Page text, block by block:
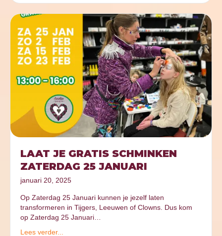
LAAT JE GRATIS SCHMINKEN
ZATERDAG 25 JANUARI
januari 20, 2025
Op Zaterdag 25 Januari kunnen je jezelf laten
transformeren in Tijgers, Leeuwen of Clowns. Dus kom
op Zaterdag 25 Januari…
Lees verder...